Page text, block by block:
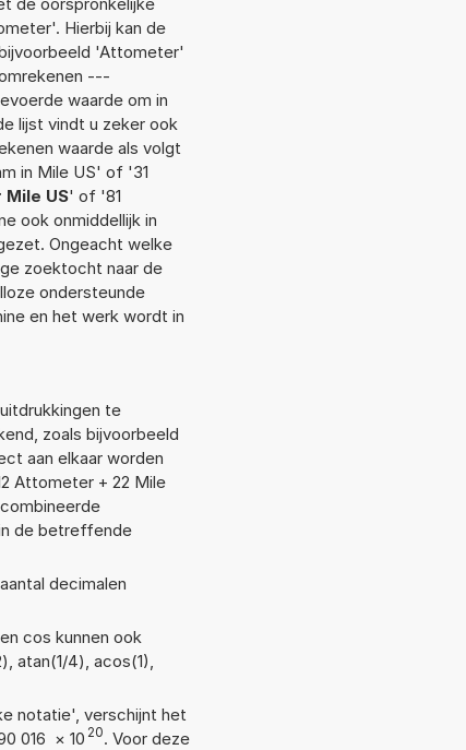
Hierbij kan de
'Attometer'
---
waarde om in
lijst vindt u zeker ook
waarde als volgt
in Mile US' of '31
US' of '81
ook onmiddellijk in
Ongeacht welke
zoektocht naar de
ondersteunde
en het werk wordt in
te
zoals bijvoorbeeld
aan elkaar worden
Attometer + 22 Mile
de betreffende
decimalen
cos kunnen ook
atan(1/4), acos(1),
notatie', verschijnt het
016 × 10 20. Voor deze